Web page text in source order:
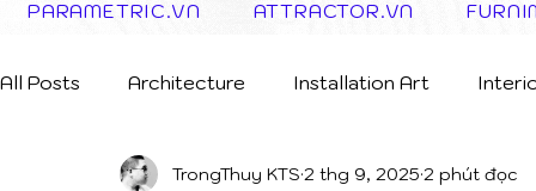
PARAMETRIC.VN ATTRACTOR.VN
All Posts Architecture Installation Art
Storytelling Concept
TrongThuy KTS 2 thg 9, 2025 2 phút đọc